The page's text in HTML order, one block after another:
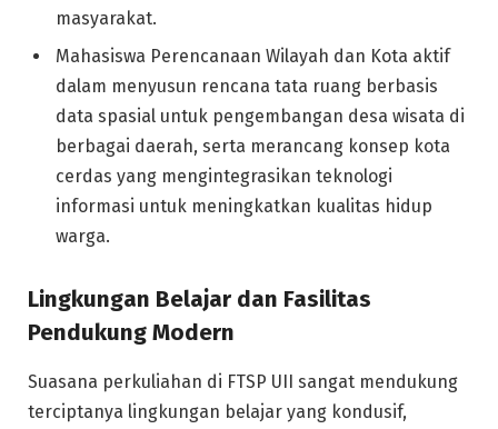
masyarakat.
Mahasiswa Perencanaan Wilayah dan Kota aktif
dalam menyusun rencana tata ruang berbasis
data spasial untuk pengembangan desa wisata di
berbagai daerah, serta merancang konsep kota
cerdas yang mengintegrasikan teknologi
informasi untuk meningkatkan kualitas hidup
warga.
Lingkungan Belajar dan Fasilitas
Pendukung Modern
Suasana perkuliahan di FTSP UII sangat mendukung
terciptanya lingkungan belajar yang kondusif,